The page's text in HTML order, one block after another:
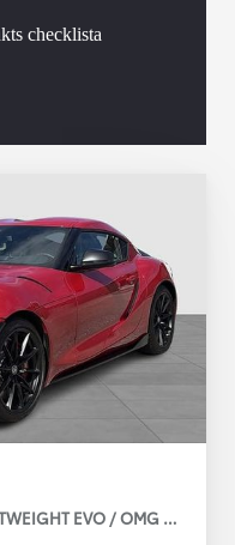
checklista
EVO / OMG LEV!